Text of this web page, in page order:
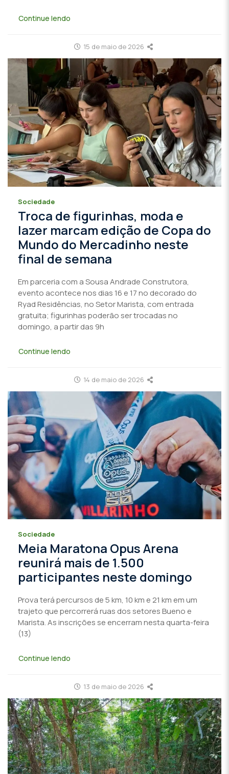
Continue lendo
15 de maio de 2026
Sociedade
Troca de figurinhas, moda e
lazer marcam edição de Copa do
Mundo do Mercadinho neste
final de semana
Em parceria com a Sousa Andrade Construtora,
evento acontece nos dias 16 e 17 no decorado do
Ryad Residências, no Setor Marista, com entrada
gratuita; figurinhas poderão ser trocadas no
domingo, a partir das 9h
Continue lendo
14 de maio de 2026
Sociedade
Meia Maratona Opus Arena
reunirá mais de 1.500
participantes neste domingo
Prova terá percursos de 5 km, 10 km e 21 km em um
trajeto que percorrerá ruas dos setores Bueno e
Marista. As inscrições se encerram nesta quarta-feira
(13)
Continue lendo
13 de maio de 2026